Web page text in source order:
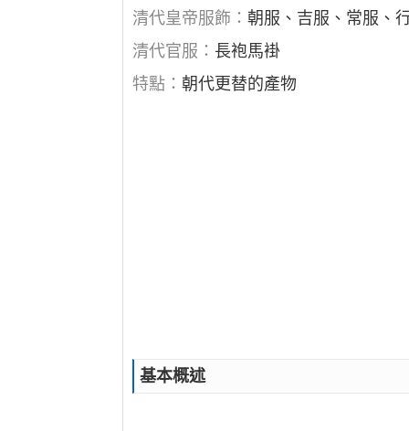
清代皇帝服飾：朝服、吉服、常服、
清代官服： 長袍馬褂
特點：朝代更替的產物
基本概述